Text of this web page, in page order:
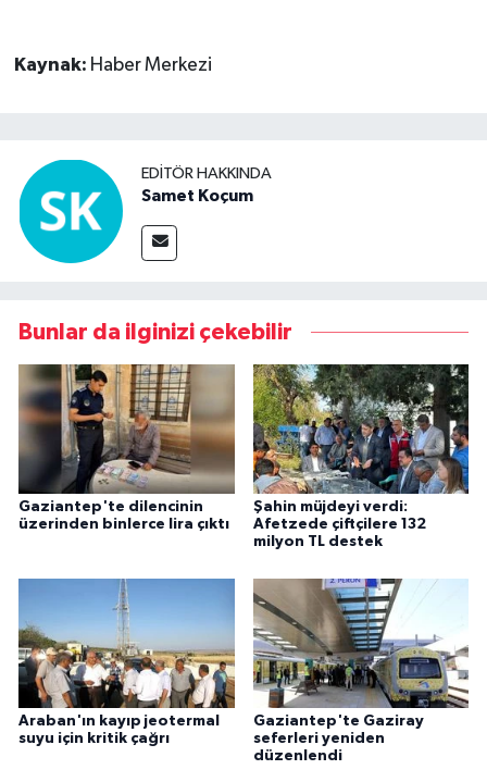
Kaynak: Haber Merkezi
EDITÖR HAKKINDA
Samet Koçum
Bunlar da ilginizi çekebilir
Gaziantep'te dilencinin
üzerinden binlerce lira çıktı
Şahin müjdeyi verdi:
Afetzede çiftçilere 132
milyon TL destek
Araban'ın kayıp jeotermal
suyu için kritik çağrı
Gaziantep'te Gaziray
seferleri yeniden
düzenlendi